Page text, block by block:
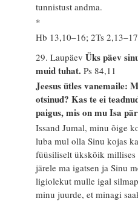
tunnistust andma.
*
Hb 13,10–16; 2Ts 2,13–17
29. LaupäevÜks päev
muid tuhat.Ps 84,11
Jeesus ütles vanemaile:
otsinud? Kas te ei
paigus, mis on mu Isa
Issand Jumal, minu õige
luba mul olla Sinu kojas
füüsiliselt ükskõik
järele ma igatsen ja Sinu
ligiolekut mulle igal
minu juurde, et minagi